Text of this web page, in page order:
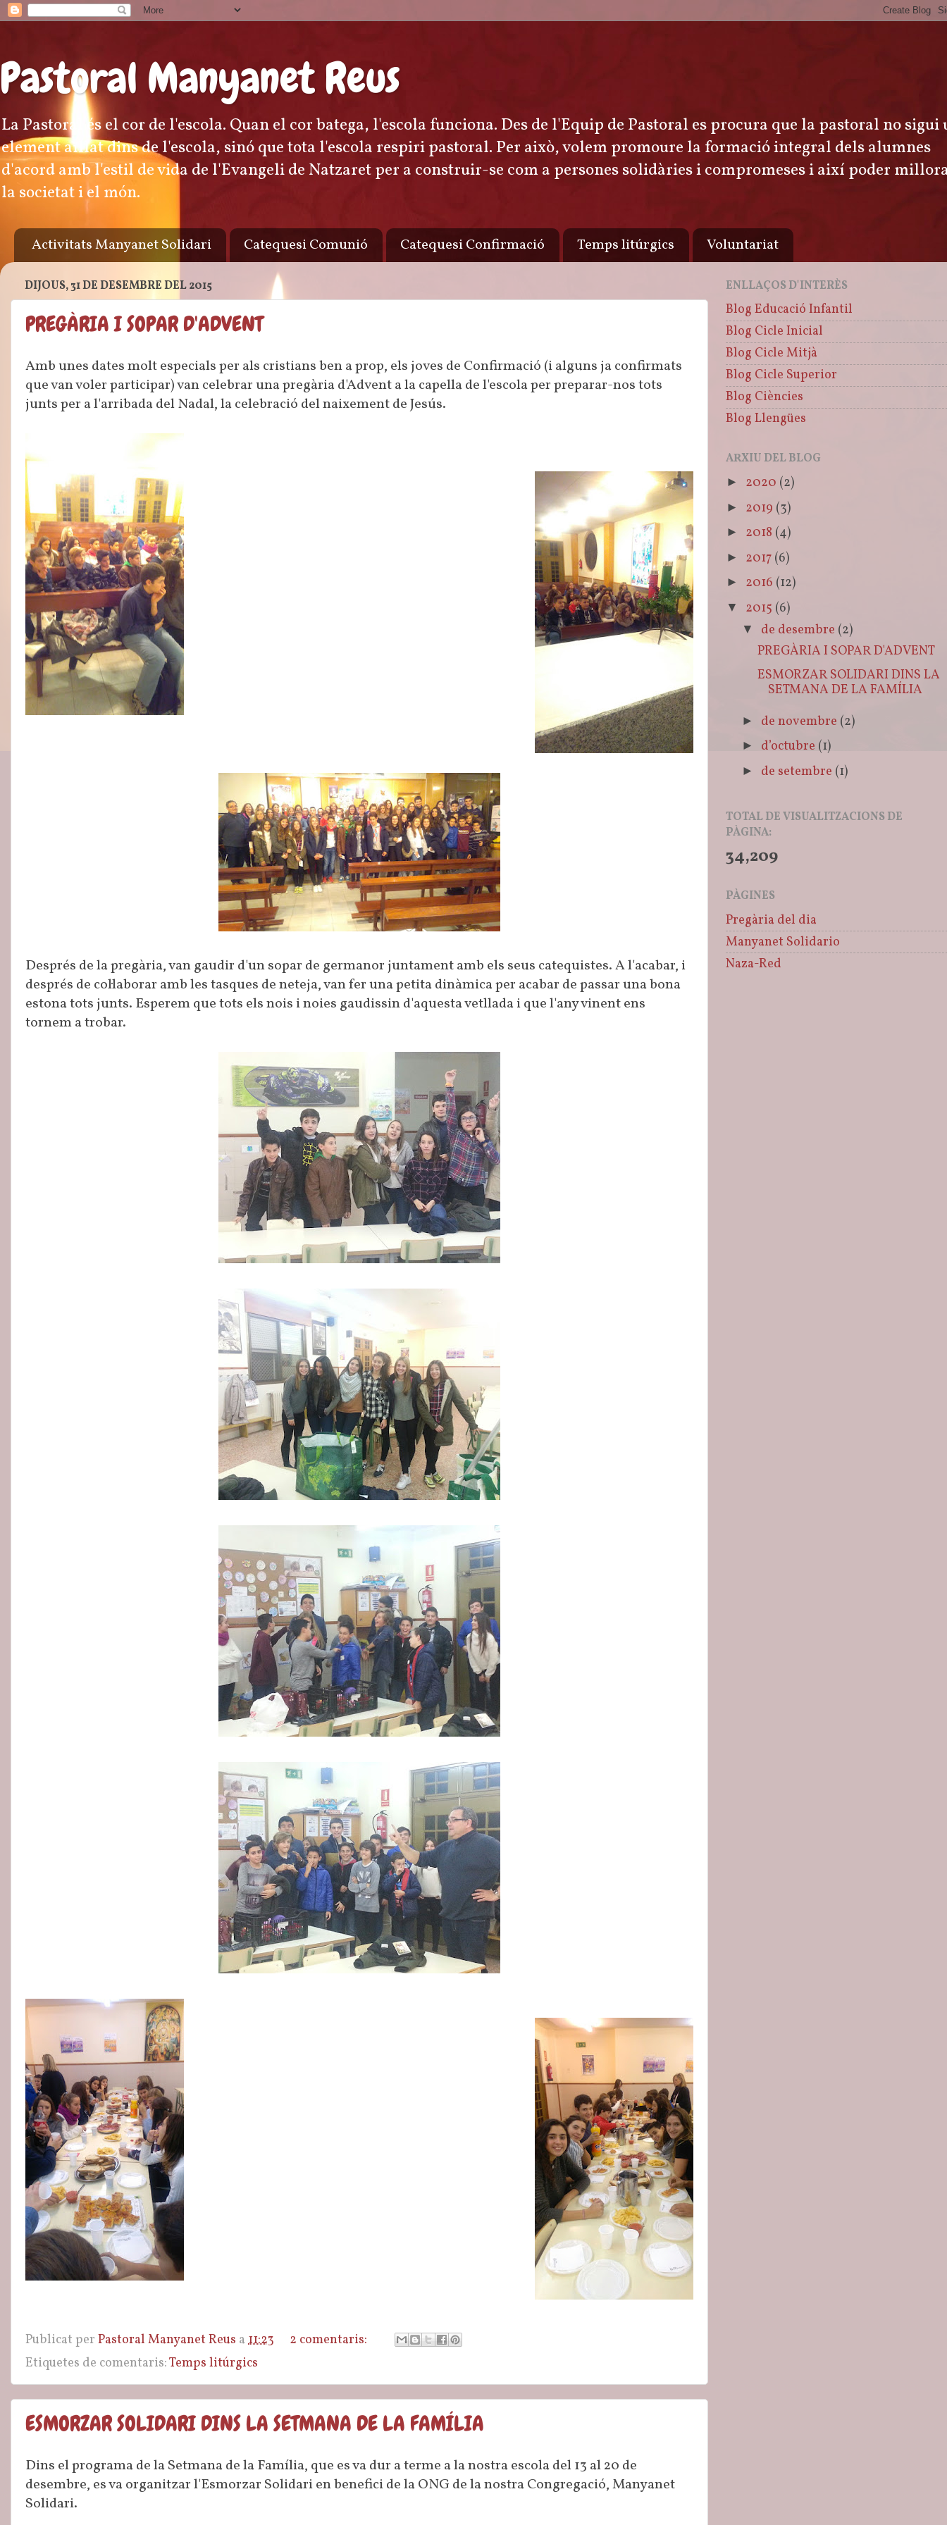
Pastoral Manyanet Reus
La Pastoral és el cor de l'escola. Quan el cor batega, l'escola funciona. Des de l'Equip de Pastoral es procura que la pastoral no sigui
element aïllat dins de l'escola, sinó que tota l'escola respiri pastoral. Per això, volem promoure la formació integral dels alumnes
d'acord amb l'estil de vida de l'Evangeli de Natzaret per a construir-se com a persones solidàries i compromeses i així poder
la societat i el món.
Activitats Manyanet Solidari Catequesi Comunió Catequesi Confirmació Temps litúrgics Voluntariat
DIJOUS, 31 DE DESEMBRE DEL 2015
PREGÀRIA I SOPAR D'ADVENT
Amb unes dates molt especials per als cristians ben a prop, els joves de Confirmació (i alguns ja confirmats
que van voler participar) van celebrar una pregària d'Advent a la capella de l'escola per preparar-nos tots
junts per a l'arribada del Nadal, la celebració del naixement de Jesús.
Després de la pregària, van gaudir d'un sopar de germanor juntament amb els seus catequistes. A l'acabar, i
després de col·laborar amb les tasques de neteja, van fer una petita dinàmica per acabar de passar una bona
estona tots junts. Esperem que tots els nois i noies gaudissin d'aquesta vetllada i que l'any vinent ens
tornem a trobar.
Publicat per Pastoral Manyanet Reus a 11:23
2 comentaris:
Etiquetes de comentaris:Temps litúrgics
ESMORZAR SOLIDARI DINS LA SETMANA DE LA FAMÍLIA
Dins el programa de la Setmana de la Família, que es va dur a terme a la nostra escola del 13 al 20 de
desembre, es va organitzar l'Esmorzar Solidari en benefici de la ONG de la nostra Congregació, Manyanet
Solidari.
ENLLAÇOS D'INTERÈS
Blog Educació Infantil
Blog Cicle Inicial
Blog Cicle Mitjà
Blog Cicle Superior
Blog Ciències
Blog Llengües
ARXIU DEL BLOG
► 2020 (2)
► 2019 (3)
► 2018 (4)
► 2017 (6)
► 2016 (12)
▼ 2015 (6)
▼ de desembre (2)
PREGÀRIA I SOPAR D'ADVENT
ESMORZAR SOLIDARI DINS LA
SETMANA DE LA FAMÍLIA
► de novembre (2)
► d’octubre (1)
► de setembre (1)
TOTAL DE VISUALITZACIONS DE
PÀGINA:
34,209
PÀGINES
Pregària del dia
Manyanet Solidario
Naza-Red